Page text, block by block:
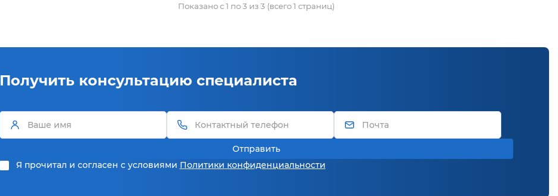
Показано с 1 по 3 из 3 (всего 1 страниц)
Получить консультацию специалиста
Отправить
Я прочитал и согласен с условиями Политики конфиденциальности